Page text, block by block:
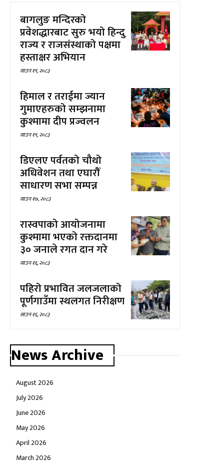
बागलुङ मन्दिरको
प्रवेशद्धारबाट सुरु भयो हिन्दु
राज्य र राजसंस्थाको पक्षमा
हस्ताक्षर अभियान
साउन १९, २०८३
हिमाल र तराईमा ज्यान
गुमाएहरुको सम्झनामा
कुश्मामा दीप प्रज्वलन
साउन १९, २०८३
डिएलए पर्वतको चौथो
अधिवेशन तथा एघारौँ
साधारण सभा सम्पन्न
साउन १७, २०८३
रास्वपाको आयोजनामा
कुश्मामा भएको रक्तदानमा
३० जनाले रगत दान गरे
साउन १६, २०८३
पहिरो प्रभावित जलजलाको
पूर्णगाउँमा स्थलगत निरीक्षण
साउन १६, २०८३
News Archive
August 2026
July 2026
June 2026
May 2026
April 2026
March 2026